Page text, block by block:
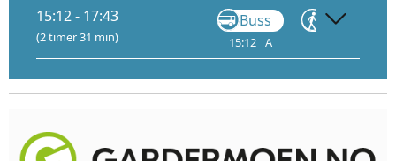
15:12 - 17:43
(2 timer 31 min)
Buss
15:12 A
Gå